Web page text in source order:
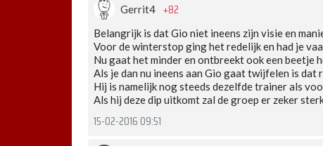
Gerrit4 +82
Belangrijk is dat Gio niet ineens zijn visie en
Voor de winterstop ging het redelijk en had je
Nu gaat het minder en ontbreekt ook een beetje
Als je dan nu ineens aan Gio gaat twijfelen is dat
Hij is namelijk nog steeds dezelfde trainer als
Als hij deze dip uitkomt zal de groep er zeker
15-02-2016 09:51